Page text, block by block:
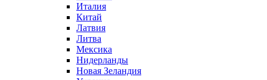
Италия
Китай
Латвия
Литва
Мексика
Нидерланды
Новая Зеландия